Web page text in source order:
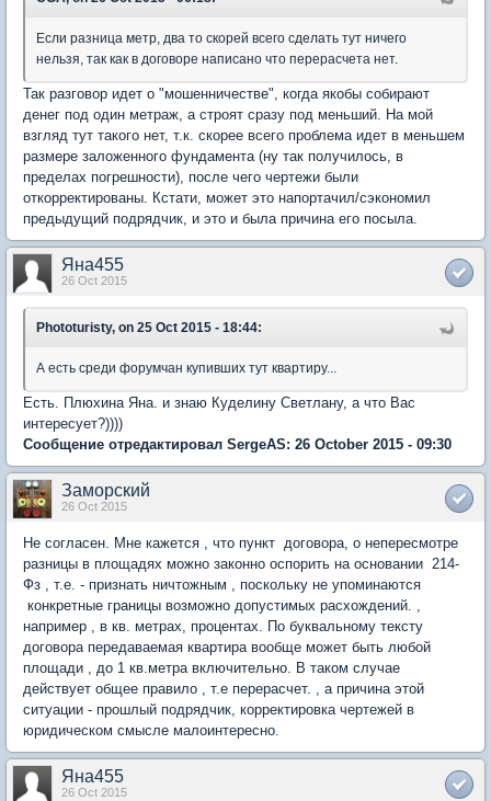
Если разница метр, два то скорей всего сделать тут ничего
нельзя, так как в договоре написано что перерасчета нет.
Так разговор идет о "мошенничестве", когда якобы собирают
денег под один метраж, а строят сразу под меньший. На мой
взгляд тут такого нет, т.к. скорее всего проблема идет в меньшем
размере заложенного фундамента (ну так получилось, в
пределах погрешности), после чего чертежи были
откорректированы. Кстати, может это напортачил/сэкономил
предыдущий подрядчик, и это и была причина его посыла.
Яна455
26 Oct 2015
Phototuristy, on 25 Oct 2015 - 18:44:
А есть среди форумчан купивших тут квартиру...
Есть. Плюхина Яна. и знаю Куделину Светлану, а что Вас
интересует?))))
Сообщение отредактировал SergeAS: 26 October 2015 - 09:30
Заморский
26 Oct 2015
Не согласен. Мне кажется , что пункт договора, о непересмотре
разницы в площадях можно законно оспорить на основании 214-
Фз , т.е. - признать ничтожным , поскольку не упоминаются
конкретные границы возможно допустимых расхождений. ,
например , в кв. метрах, процентах. По буквальному тексту
договора передаваемая квартира вообще может быть любой
площади , до 1 кв.метра включительно. В таком случае
действует общее правило , т.е перерасчет. , а причина этой
ситуации - прошлый подрядчик, корректировка чертежей в
юридическом смысле малоинтересно.
Яна455
26 Oct 2015